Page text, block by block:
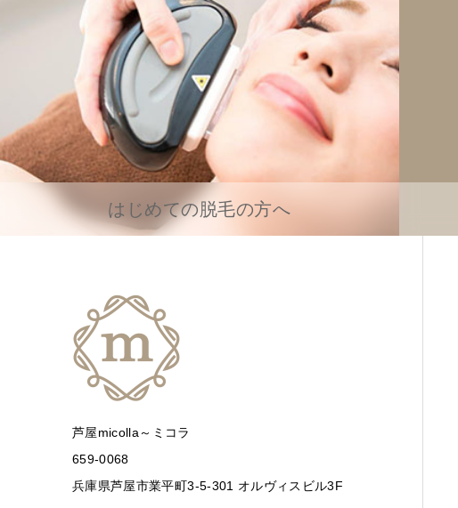
はじめての脱毛の方へ
芦屋micolla～ミコラ
659-0068
兵庫県芦屋市業平町3-5-301 オルヴィスビル3F